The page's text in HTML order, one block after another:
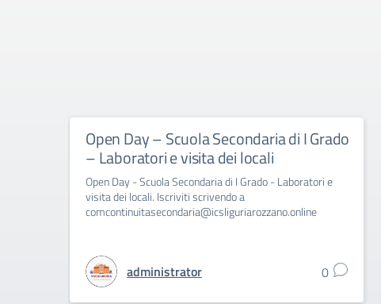
Open Day – Scuola Secondaria di I Grado
– Laboratori e visita dei locali
Open Day - Scuola Secondaria di I Grado - Laboratori e
visita dei locali. Iscriviti scrivendo a
comcontinuitasecondaria@icsliguriarozzano.online
administrator 0